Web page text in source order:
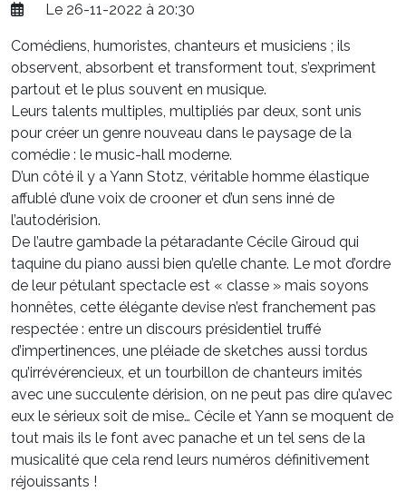
Le 26-11-2022 à 20:30
Comédiens, humoristes, chanteurs et musiciens ; ils
observent, absorbent et transforment tout, s’expriment
partout et le plus souvent en musique.
Leurs talents multiples, multipliés par deux, sont unis
pour créer un genre nouveau dans le paysage de la
comédie : le music-hall moderne.
D’un côté il y a Yann Stotz, véritable homme élastique
affublé d’une voix de crooner et d’un sens inné de
l’autodérision.
De l’autre gambade la pétaradante Cécile Giroud qui
taquine du piano aussi bien qu’elle chante. Le mot d’ordre
de leur pétulant spectacle est « classe » mais soyons
honnêtes, cette élégante devise n’est franchement pas
respectée : entre un discours présidentiel truffé
d’impertinences, une pléiade de sketches aussi tordus
qu’irrévérencieux, et un tourbillon de chanteurs imités
avec une succulente dérision, on ne peut pas dire qu’avec
eux le sérieux soit de mise… Cécile et Yann se moquent de
tout mais ils le font avec panache et un tel sens de la
musicalité que cela rend leurs numéros définitivement
réjouissants !